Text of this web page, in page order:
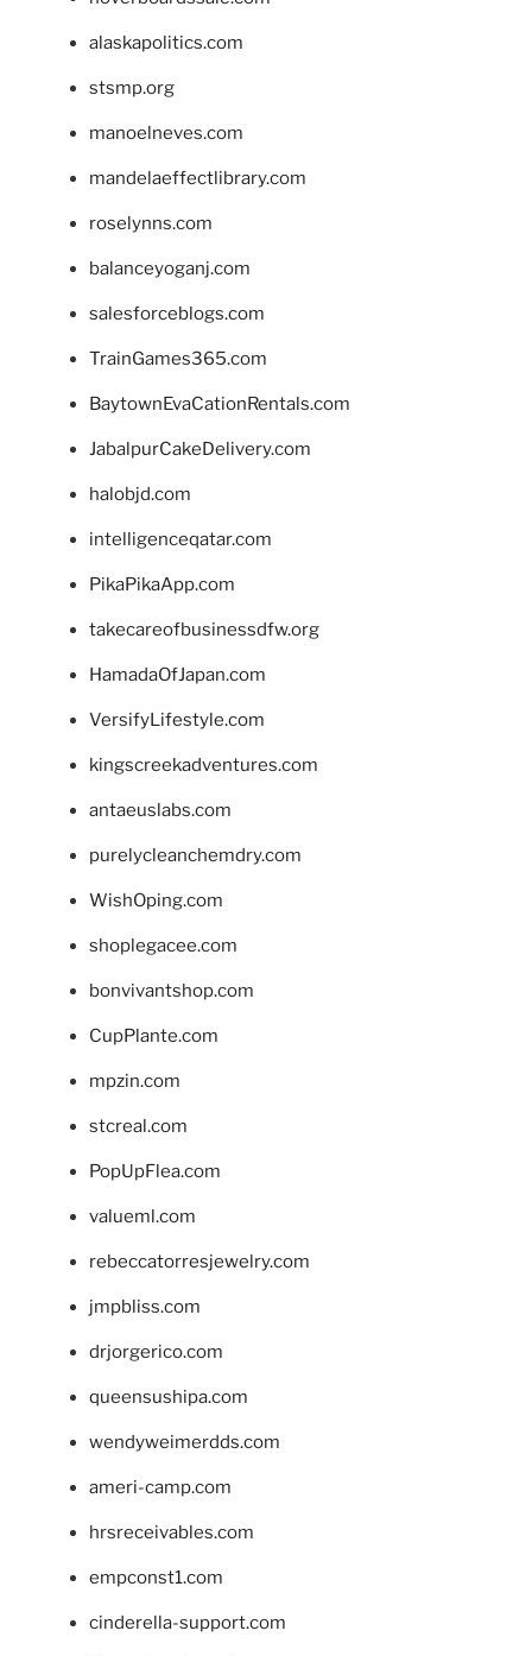
alaskapolitics.com
stsmp.org
manoelneves.com
mandelaeffectlibrary.com
roselynns.com
balanceyoganj.com
salesforceblogs.com
TrainGames365.com
BaytownEvaCationRentals.com
JabalpurCakeDelivery.com
halobjd.com
intelligenceqatar.com
PikaPikaApp.com
takecareofbusinessdfw.org
HamadaOfJapan.com
VersifyLifestyle.com
kingscreekadventures.com
antaeuslabs.com
purelycleanchemdry.com
WishOping.com
shoplegacee.com
bonvivantshop.com
CupPlante.com
mpzin.com
stcreal.com
PopUpFlea.com
valueml.com
rebeccatorresjewelry.com
jmpbliss.com
drjorgerico.com
queensushipa.com
wendyweimerdds.com
ameri-camp.com
hrsreceivables.com
empconst1.com
cinderella-support.com